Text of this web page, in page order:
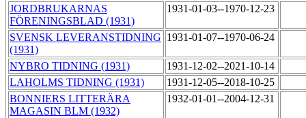
JORDBRUKARNAS
FÖRENINGSBLAD (1931)
1931-01-03--1970-12-23
SVENSK LEVERANSTIDNING
(1931)
1931-01-07--1970-06-24
NYBRO TIDNING (1931)
1931-12-02--2021-10-14
LAHOLMS TIDNING (1931)
1931-12-05--2018-10-25
BONNIERS LITTERÄRA
MAGASIN BLM (1932)
1932-01-01--2004-12-31